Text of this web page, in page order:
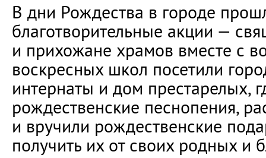
В дни Рождества в городе
благотворительные акции —
и прихожане храмов вместе с
воскресных школ посетили
интернаты и дом престарелых,
рождественские песнопения,
и вручили рождественские
получить их от своих родных и